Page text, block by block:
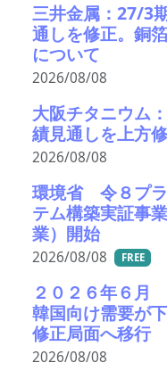
三井金属：27/3
通しを修正。銅
について
2026/08/08
大阪チタニウム
績見通しを上方
2026/08/08
環境省 令８プ
テム構築実証事
業）開始
2026/08/08 FREE
２０２６年６月
韓国向け需要が
修正局面へ移行
2026/08/08